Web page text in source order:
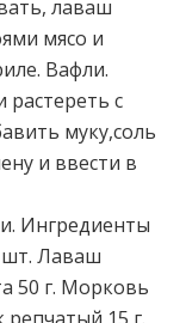
лаваш
мясо и
Вафли.
с
муку,соль
и ввести в
Ингредиенты
Лаваш
50 г. Морковь